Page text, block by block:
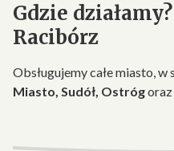
Gdzie
Racibórz
Obsługujemy całe miasto,
Miasto, Sudół, Ostróg